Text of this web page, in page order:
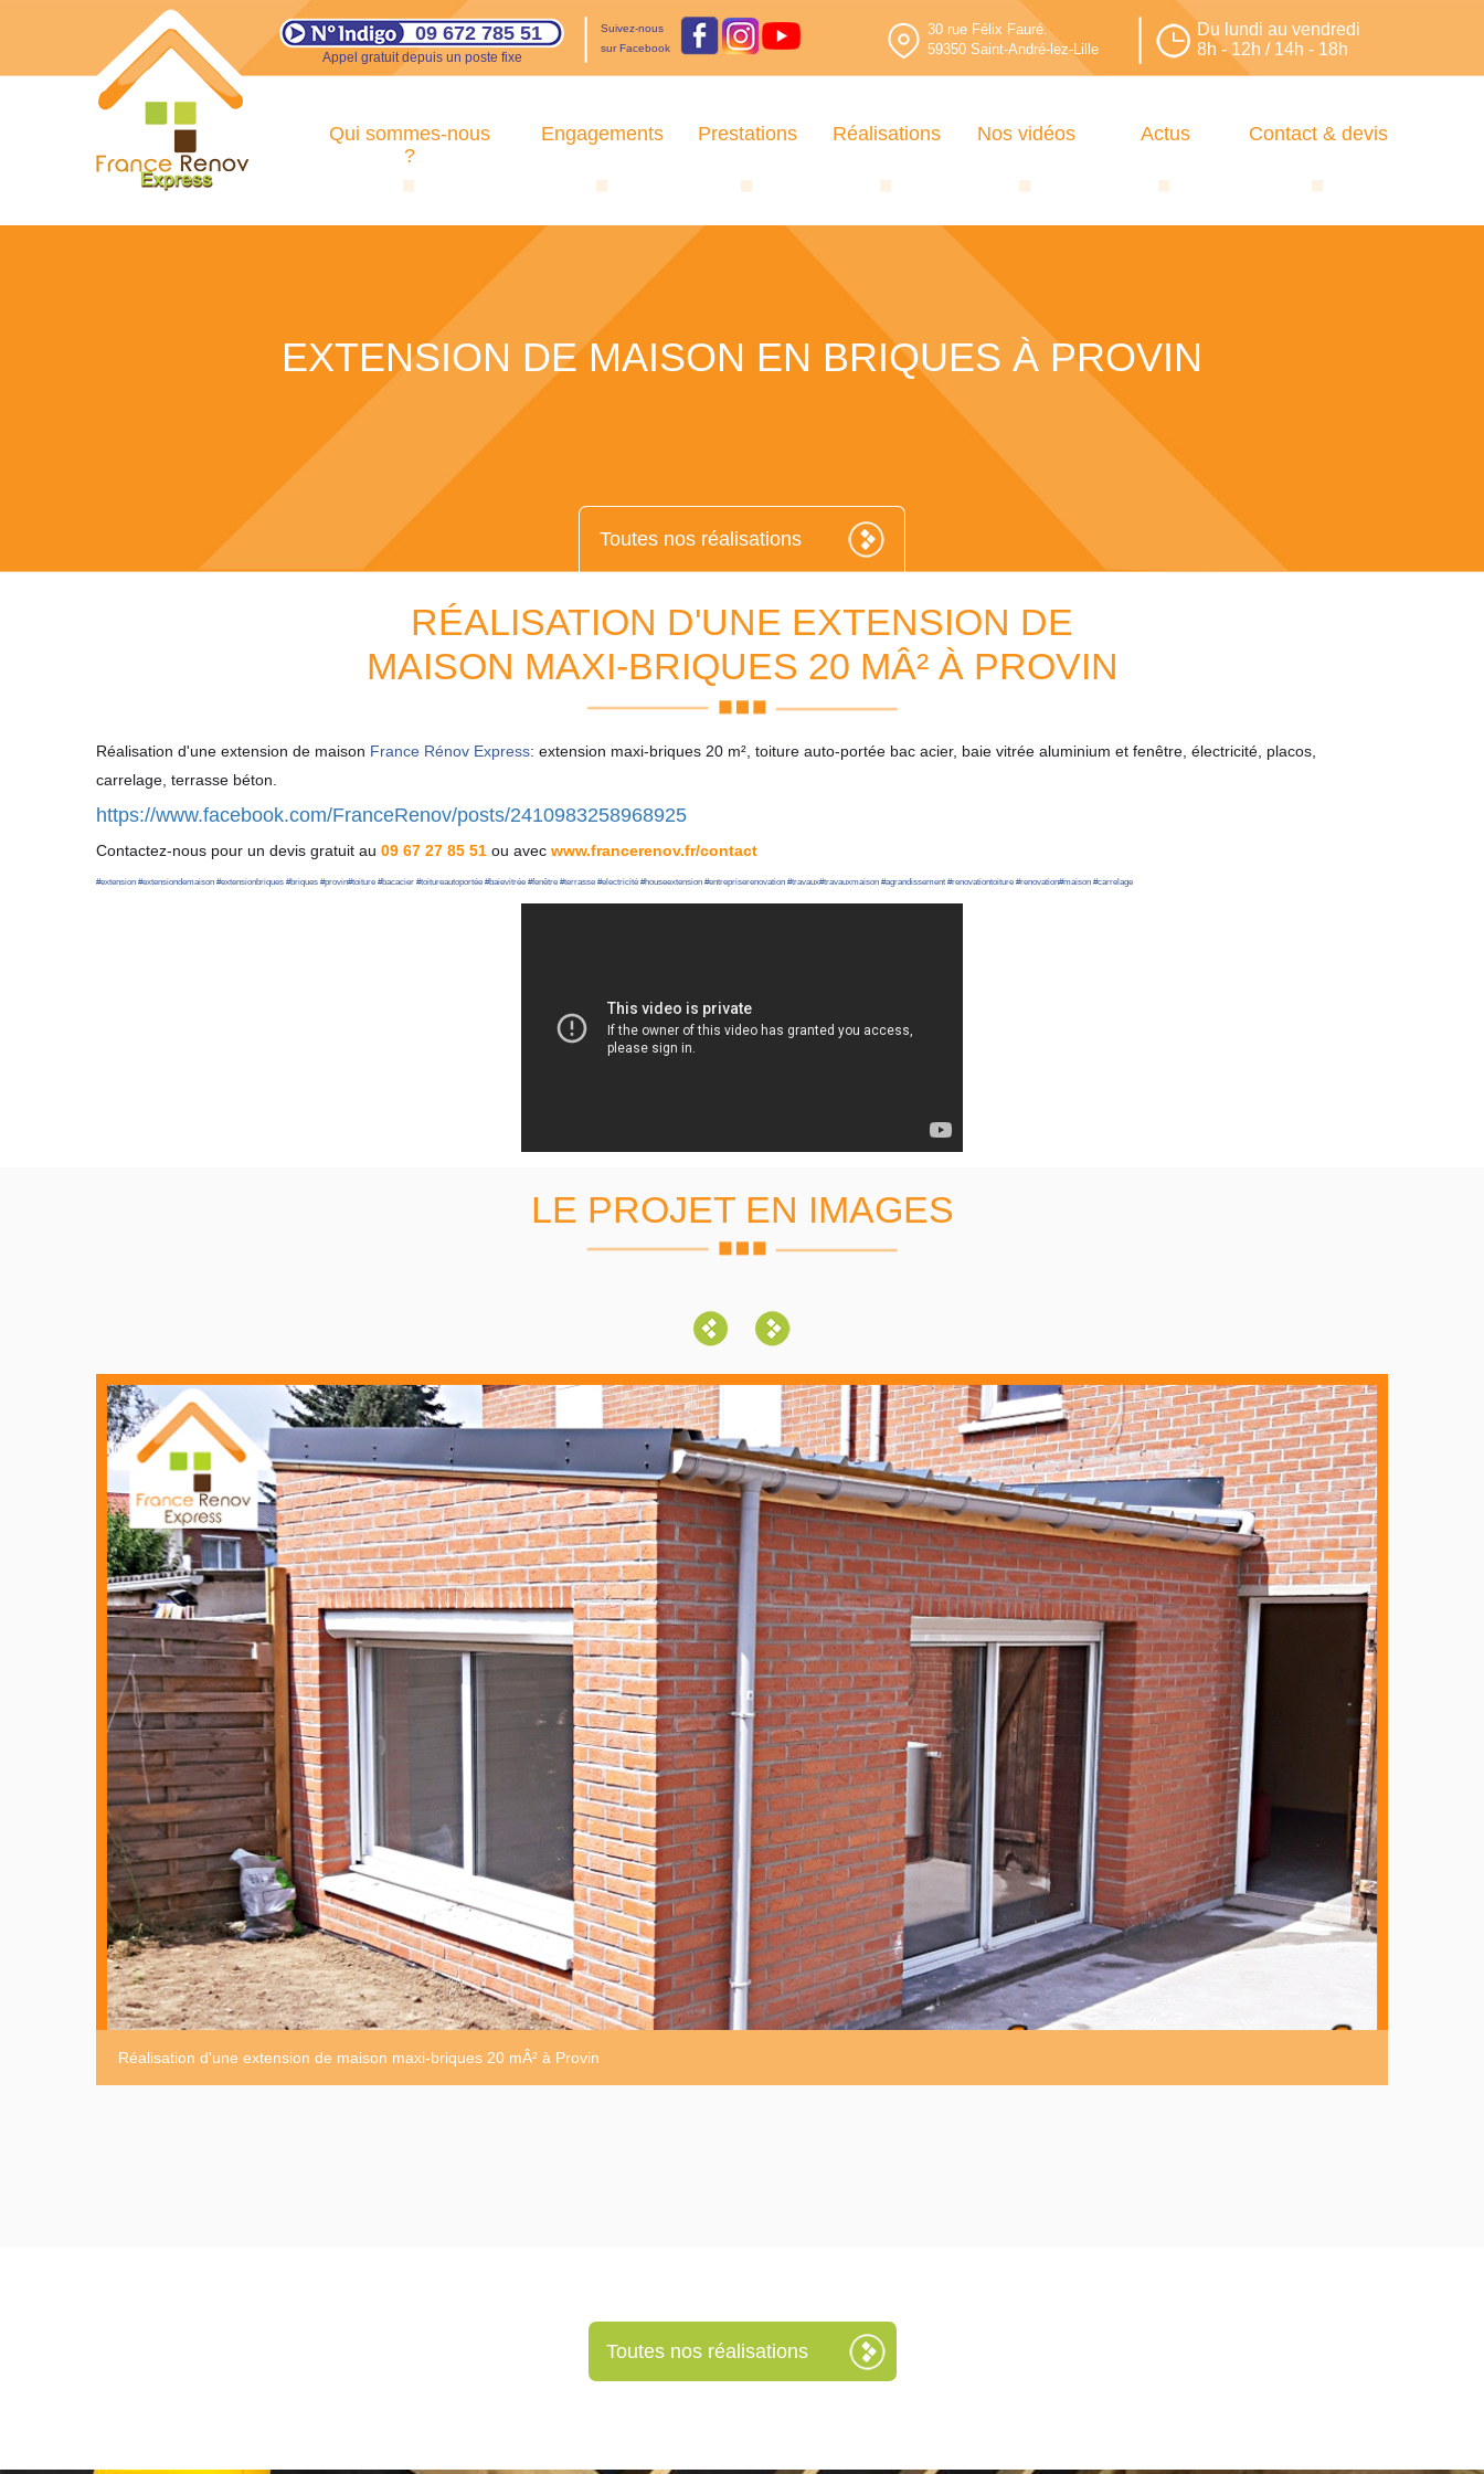
09 672 785 51
Appel gratuit depuis un poste fixe
Suivez-nous
sur Facebook
30 rue Félix Fauré.
59350 Saint-André-lez-Lille
Du lundi au vendredi
8h - 12h / 14h - 18h
Qui sommes-nous
?
Engagements Prestations Réalisations Nos vidéos Actus Contact & devis
EXTENSION DE MAISON EN BRIQUES À PROVIN
Toutes nos réalisations
RÉALISATION D'UNE EXTENSION DE
MAISON MAXI-BRIQUES 20 MÂ² À PROVIN
Réalisation d'une extension de maison France Rénov Express: extension maxi-briques 20 m², toiture auto-portée bac acier, baie vitrée aluminium et fenêtre, électricité, placos,
carrelage, terrasse béton.
https://www.facebook.com/FranceRenov/posts/2410983258968925
Contactez-nous pour un devis gratuit au 09 67 27 85 51 ou avec www.francerenov.fr/contact
#extension #extensiondemaison #extensionbriques #briques #provin#toiture #bacacier #toitureautoportée #baievitrée #fenêtre #terrasse #electricité #houseextension #entrepriserenovation #travaux#travauxmaison #agrandissement #renovationtoiture #renovation#maison #carrelage
LE PROJET EN IMAGES
Réalisation d'une extension de maison maxi-briques 20 mÂ² à Provin
Toutes nos réalisations